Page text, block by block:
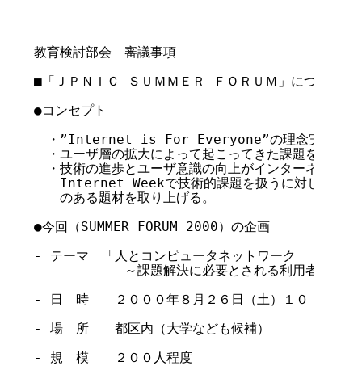
教育検討部会　審議事項
■「ＪＰＮＩＣ ＳＵＭＭＥＲ ＦＯＲＵＭ」について（
●コンセプト
・”Internet is For Everyone”の理念実現の一
・ユーザ層の拡大によって起こってきた課題を認識し
・技術の進歩とユーザ意識の向上がインターネットの
Internet Weekで技術的課題を扱うに対し、
のある題材を取り上げる。
●今回（SUMMER FORUM 2000）の企画
- テーマ　「人とコンピュータネットワーク
～課題解決に必要とされる利用者教育は
- 日　時　　２０００年８月２６日（土）１０：００
- 場　所　　都区内（大学なども候補）
- 規　模　　２００人程度